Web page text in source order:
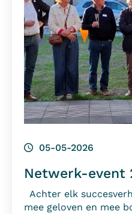
05-05-2026
Netwerk-event
Achter elk
mee geloven en mee